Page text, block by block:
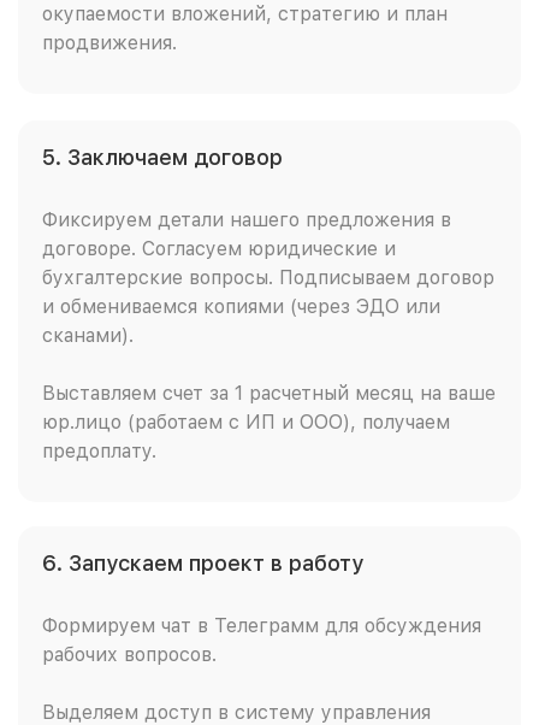
окупаемости вложений, стратегию и план
продвижения.
5. Заключаем договор
Фиксируем детали нашего предложения в
договоре. Согласуем юридические и
бухгалтерские вопросы. Подписываем договор
и обмениваемся копиями (через ЭДО или
сканами).
Выставляем счет за 1 расчетный месяц на ваше
юр.лицо (работаем с ИП и ООО), получаем
предоплату.
6. Запускаем проект в работу
Формируем чат в Телеграмм для обсуждения
рабочих вопросов.
Выделяем доступ в систему управления